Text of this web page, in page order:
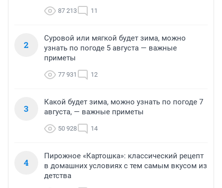
87 213 11
2
Суровой или мягкой будет зима, можно
узнать по погоде 5 августа — важные
приметы
77 931 12
3
Какой будет зима, можно узнать по погоде 7
августа, — важные приметы
50 928 14
4
Пирожное «Картошка»: классический рецепт
в домашних условиях с тем самым вкусом из
детства